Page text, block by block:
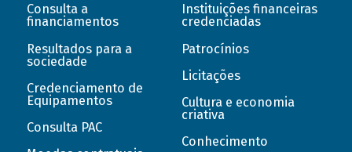
Consulta a
financiamentos
Resultados para a
sociedade
Credenciamento de
Equipamentos
Consulta PAC
Instituições financeiras
credenciadas
Patrocínios
Licitações
Cultura e economia
criativa
Conhecimento